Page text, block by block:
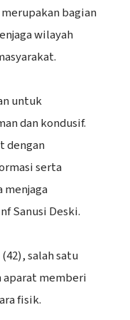
bagian
wilayah
untuk
dan kondusif.
dengan
serta
menjaga
Sanusi Deski.
salah satu
aparat memberi
fisik.